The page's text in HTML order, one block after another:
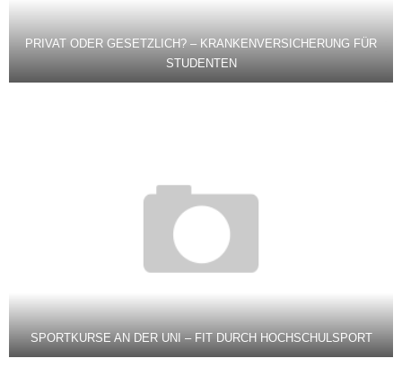
PRIVAT ODER GESETZLICH? – KRANKENVERSICHERUNG FÜR
STUDENTEN
SPORTKURSE AN DER UNI – FIT DURCH HOCHSCHULSPORT